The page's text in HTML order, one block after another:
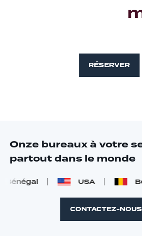
RÉSERVER
Onze bureaux à votre
partout dans le monde
USA
CONTACTEZ-NOUS